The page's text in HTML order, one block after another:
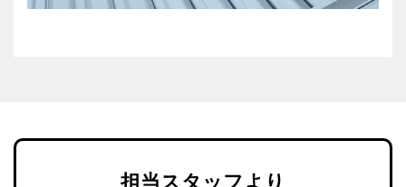
担当スタッフより